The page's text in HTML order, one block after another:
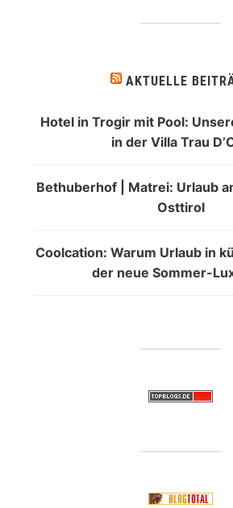
AKTUELLE
Hotel in Trogir mit Pool:
in der Villa Trau
Bethuberhof | Matrei: Urlaub
Osttirol
Coolcation: Warum Urlaub in
der neue Sommer-